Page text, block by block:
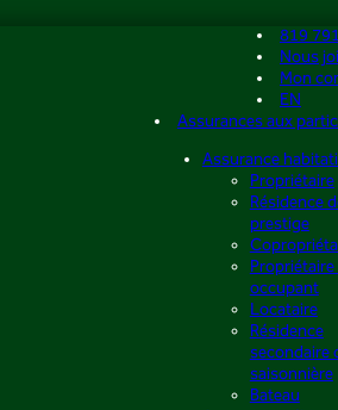
819
Nous
Mon
EN
Assurances aux
Assurance
Propriétaire
Résidence
prestige
occupant
Locataire
Résidence
secondaire
saisonnière
Bateau